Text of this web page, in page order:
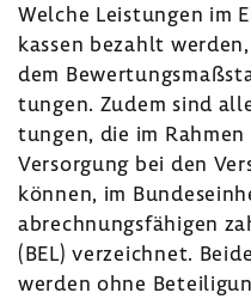
Welche Leis­tungen im
kassen bezahlt
dem
tungen. Zudem sind
tungen, die im
Versor­gung bei den
können, im
abrech­nungs­fä­higen
(BEL) verzeichnet.
werden ohne